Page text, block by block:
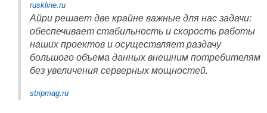
ruskline.ru
Айри решает две крайне важные для нас задачи:
обеспечивает стабильность и скорость работы
наших проектов и осуществляет раздачу
большого объема данных внешним потребителям
без увеличения серверных мощностей.
stripmag.ru